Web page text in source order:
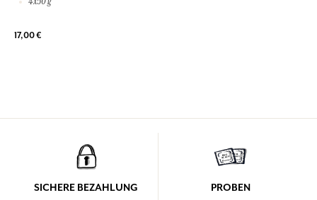
17,00 €
SICHERE BEZAHLUNG PROBEN